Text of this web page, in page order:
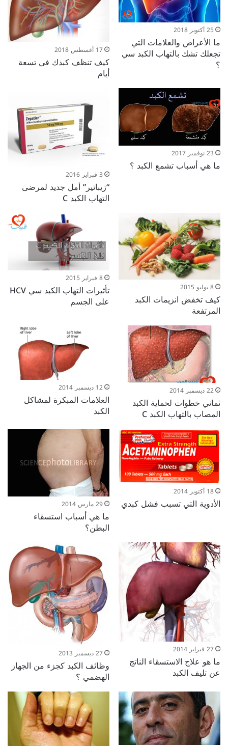
25 أكتوبر 2018
ما الأعراض والعلامات التي
تجعلك تشك بالتهاب الكبد سي
؟
17 أغسطس 2018
كيف تنظف كبدك في تسعة
أيام
23 نوفمبر 2017
ما هي أسباب تشمع الكبد ؟
3 فبراير 2016
“زيباتير” أمل جديد لمرضى
التهاب الكبد C
8 يوليو 2015
كيف تخفض انزيمات الكبد
المرتفعة
8 فبراير 2015
تأثيرات التهاب الكبد سي HCV
على الجسم
22 ديسمبر 2014
ثماني خطوات لحماية الكبد
المصاب بالتهاب الكبد C
12 ديسمبر 2014
العلامات المبكرة لمشاكل
الكبد
18 أكتوبر 2014
الأدوية التي تسبب فشل كبدي 29 مارس 2014
ما هي أسباب استسقاء
البطن؟
27 فبراير 2014
ما هو علاج الاستسقاء الناتج
عن تليف الكبد
27 ديسمبر 2013
وظائف الكبد كجزء من الجهاز
الهضمي ؟